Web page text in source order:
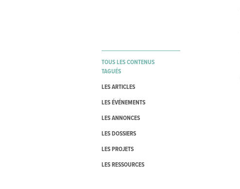
TOUS LES CONTENUS
TAGUÉS
LES ARTICLES
LES ÉVÉNEMENTS
LES ANNONCES
LES DOSSIERS
LES PROJETS
LES RESSOURCES